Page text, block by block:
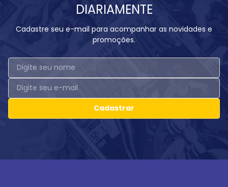
DIARIAMENTE
Cadastre seu e-mail para acompanhar as novidades e
promoções.
Cadastrar